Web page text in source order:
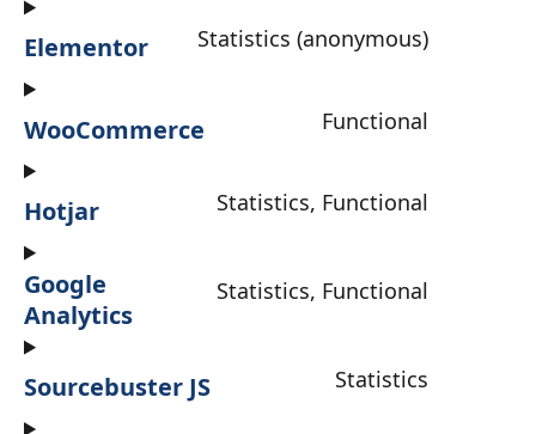
Elementor Statistics (anonymous)
WooCommerce Functional
Hotjar Statistics, Functional
Google
Analytics
Statistics, Functional
Sourcebuster JS Statistics